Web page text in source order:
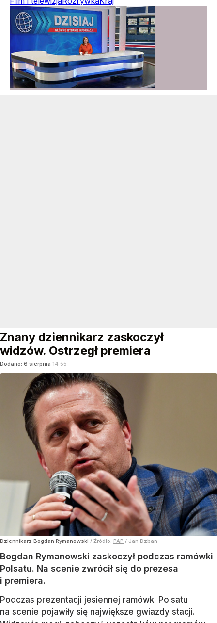
Znany dziennikarz zaskoczył
widzów. Ostrzegł premiera
Dodano: 6 sierpnia 14:55
Dziennikarz Bogdan Rymanowski / Źródło: PAP / Jan Dzban
Bogdan Rymanowski zaskoczył podczas ramówki
Polsatu. Na scenie zwrócił się do prezesa
i premiera.
Podczas prezentacji jesiennej ramówki Polsatu
na scenie pojawiły się największe gwiazdy stacji.